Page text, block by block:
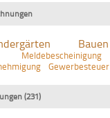
Bauen
Meldebescheinigung
Gewerbesteuer
(231)